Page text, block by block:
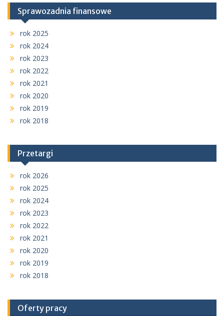
Sprawozadnia finansowe
rok 2025
rok 2024
rok 2023
rok 2022
rok 2021
rok 2020
rok 2019
rok 2018
Przetargi
rok 2026
rok 2025
rok 2024
rok 2023
rok 2022
rok 2021
rok 2020
rok 2019
rok 2018
Oferty pracy